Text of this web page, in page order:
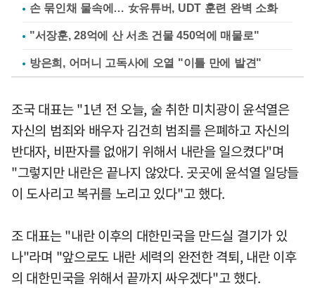
손 묶인채 물속에… 女유튜버, UDT 훈련 완벽 소화
"서장훈, 28억에 산 서초 건물 450억에 매물로"
방은희, 어머니 고독사에 오열 "이틀 만에 발견"
조국 대표는 "1년 전 오늘, 술 취한 미치광이 윤석열은
자신의 범죄와 배우자 김건희 범죄를 은폐하고 자신의
반대자, 비판자를 없애기 위해서 내란을 일으켰다"며
"그렇지만 내란은 끝나지 않았다. 곳곳에 윤석열 일당들
이 도사리고 복귀를 노리고 있다"고 했다.
조 대표는 "내란 이후의 대한민국을 만드실 결기가 있
나"라며 "앞으로도 내란 세력의 완전한 격퇴, 내란 이후
의 대한민국을 위해서 끝까지 싸우겠다"고 했다.